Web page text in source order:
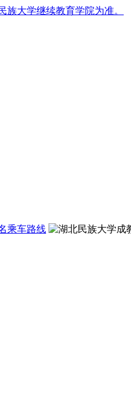
大学继续教育学院为准。